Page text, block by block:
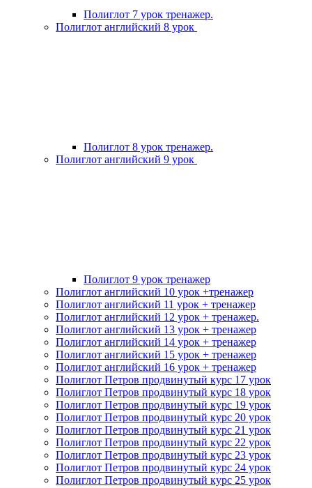
Полиглот 7 урок тренажер.
Полиглот английский 8 урок
Полиглот 8 урок тренажер.
Полиглот английский 9 урок
Полиглот 9 урок тренажер
Полиглот английский 10 урок +тренажер
Полиглот английский 11 урок + тренажер
Полиглот английский 12 урок + тренажер.
Полиглот английский 13 урок + тренажер
Полиглот английский 14 урок + тренажер
Полиглот английский 15 урок + тренажер
Полиглот английский 16 урок + тренажер
Полиглот Петров продвинутый курс 17 урок
Полиглот Петров продвинутый курс 18 урок
Полиглот Петров продвинутый курс 19 урок
Полиглот Петров продвинутый курс 20 урок
Полиглот Петров продвинутый курс 21 урок
Полиглот Петров продвинутый курс 22 урок
Полиглот Петров продвинутый курс 23 урок
Полиглот Петров продвинутый курс 24 урок
Полиглот Петров продвинутый курс 25 урок